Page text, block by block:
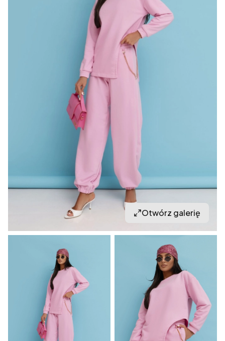
Otwórz galerię